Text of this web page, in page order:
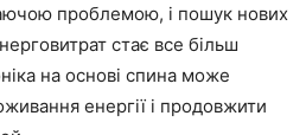
проблемою, і пошук нових
стає все більш
на основі спина може
енергії і продовжити